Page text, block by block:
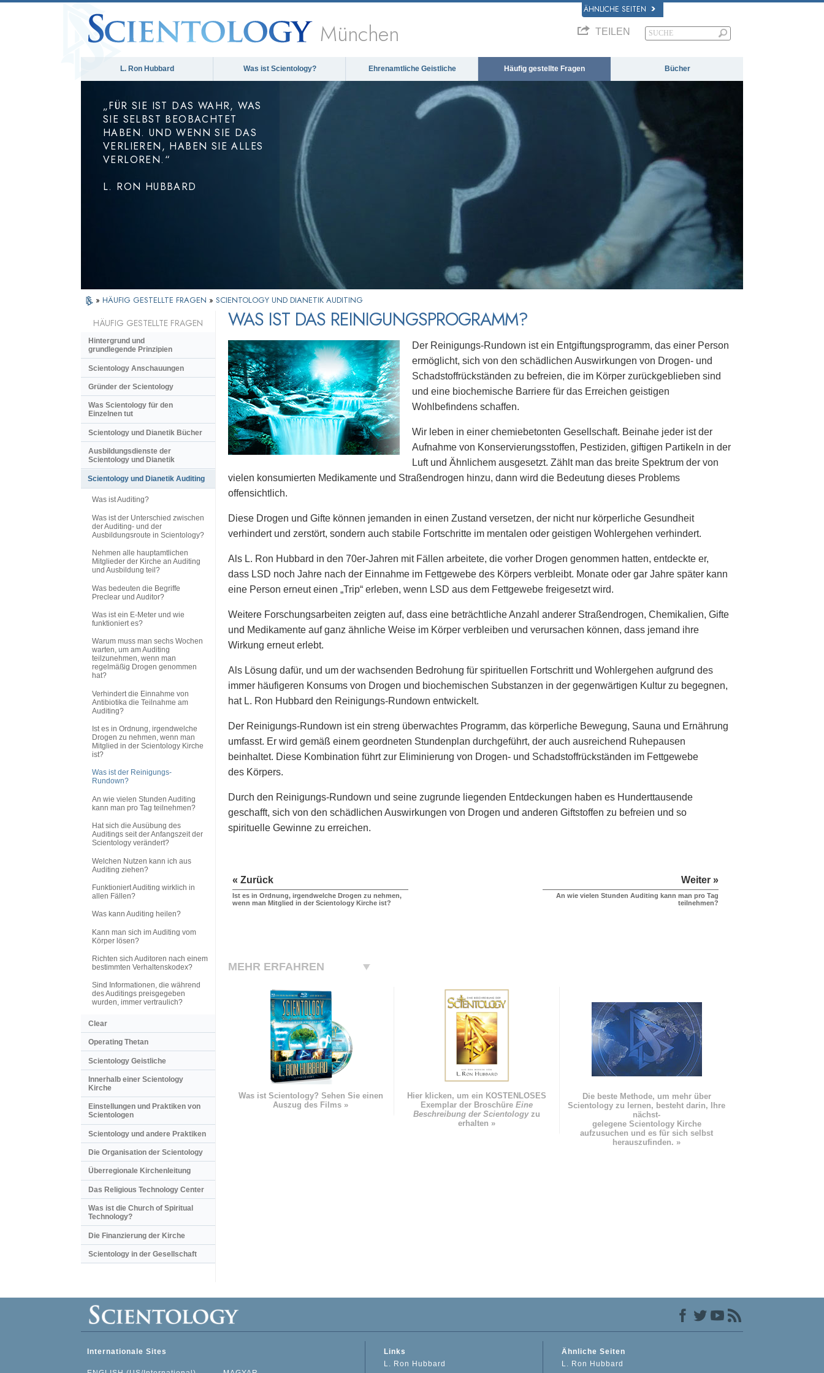
ÄHNLICHE SEITEN
München TEILEN
L. Ron Hubbard Was ist Scientology? Ehrenamtliche Geistliche Häufig gestellte Fragen Bücher
„FÜR SIE IST DAS WAHR, WAS
SIE SELBST BEOBACHTET
HABEN. UND WENN SIE DAS
VERLIEREN, HABEN SIE ALLES
VERLOREN.“
L. RON HUBBARD
» HÄUFIG GESTELLTE FRAGEN » SCIENTOLOGY UND DIANETIK AUDITING
WAS IST DAS REINIGUNGSPROGRAMM?
Der Reinigungs-Rundown ist ein Entgiftungsprogramm, das einer Person
ermöglicht, sich von den schädlichen Auswirkungen von Drogen- und
Schadstoffrückständen zu befreien, die im Körper zurückgeblieben sind
und eine biochemische Barriere für das Erreichen geistigen
Wohlbefindens schaffen.
Wir leben in einer chemiebetonten Gesellschaft. Beinahe jeder ist der
Aufnahme von Konservierungsstoffen, Pestiziden, giftigen Partikeln in der
Luft und Ähnlichem ausgesetzt. Zählt man das breite Spektrum der von
vielen konsumierten Medikamente und Straßendrogen hinzu, dann wird die Bedeutung dieses Problems
offensichtlich.
Diese Drogen und Gifte können jemanden in einen Zustand versetzen, der nicht nur körperliche Gesundheit
verhindert und zerstört, sondern auch stabile Fortschritte im mentalen oder geistigen Wohlergehen verhindert.
Als L. Ron Hubbard in den 70er-Jahren mit Fällen arbeitete, die vorher Drogen genommen hatten, entdeckte er,
dass LSD noch Jahre nach der Einnahme im Fettgewebe des Körpers verbleibt. Monate oder gar Jahre später kann
eine Person erneut einen „Trip“ erleben, wenn LSD aus dem Fettgewebe freigesetzt wird.
Weitere Forschungsarbeiten zeigten auf, dass eine beträchtliche Anzahl anderer Straßendrogen, Chemikalien, Gifte
und Medikamente auf ganz ähnliche Weise im Körper verbleiben und verursachen können, dass jemand ihre
Wirkung erneut erlebt.
Als Lösung dafür, und um der wachsenden Bedrohung für spirituellen Fortschritt und Wohlergehen aufgrund des
immer häufigeren Konsums von Drogen und biochemischen Substanzen in der gegenwärtigen Kultur zu begegnen,
hat L. Ron Hubbard den Reinigungs-Rundown entwickelt.
Der Reinigungs-Rundown ist ein streng überwachtes Programm, das körperliche Bewegung, Sauna und Ernährung
umfasst. Er wird gemäß einem geordneten Stundenplan durchgeführt, der auch ausreichend Ruhepausen
beinhaltet. Diese Kombination führt zur Eliminierung von Drogen- und Schadstoffrückständen im Fettgewebe
des Körpers.
Durch den Reinigungs-Rundown und seine zugrunde liegenden Entdeckungen haben es Hunderttausende
geschafft, sich von den schädlichen Auswirkungen von Drogen und anderen Giftstoffen zu befreien und so
spirituelle Gewinne zu erreichen.
« Zurück
Ist es in Ordnung, irgendwelche Drogen zu nehmen,
wenn man Mitglied in der Scientology Kirche ist?
Weiter »
An wie vielen Stunden Auditing kann man pro Tag
teilnehmen?
MEHR ERFAHREN
Was ist Scientology? Sehen Sie einen
Auszug des Films »
Hier klicken, um ein KOSTENLOSES
Exemplar der Broschüre Eine
Beschreibung der Scientologyzu
erhalten »
Die beste Methode, um mehr über
Scientology zu lernen, besteht darin, Ihre
nächst-
gelegene Scientology Kirche
aufzusuchen und es für sich selbst
herauszufinden. »
HÄUFIG GESTELLTE FRAGEN
Hintergrund und
grundlegende Prinzipien
Scientology Anschauungen
Gründer der Scientology
Was Scientology für den
Einzelnen tut
Scientology und Dianetik Bücher
Ausbildungsdienste der
Scientology und Dianetik
Scientology und Dianetik Auditing
Was ist Auditing?
Was ist der Unterschied zwischen
der Auditing- und der
Ausbildungsroute in Scientology?
Nehmen alle hauptamtlichen
Mitglieder der Kirche an Auditing
und Ausbildung teil?
Was bedeuten die Begriffe
Preclear und Auditor?
Was ist ein E-Meter und wie
funktioniert es?
Warum muss man sechs Wochen
warten, um am Auditing
teilzunehmen, wenn man
regelmäßig Drogen genommen
hat?
Verhindert die Einnahme von
Antibiotika die Teilnahme am
Auditing?
Ist es in Ordnung, irgendwelche
Drogen zu nehmen, wenn man
Mitglied in der Scientology Kirche
ist?
Was ist der Reinigungs-
Rundown?
An wie vielen Stunden Auditing
kann man pro Tag teilnehmen?
Hat sich die Ausübung des
Auditings seit der Anfangszeit der
Scientology verändert?
Welchen Nutzen kann ich aus
Auditing ziehen?
Funktioniert Auditing wirklich in
allen Fällen?
Was kann Auditing heilen?
Kann man sich im Auditing vom
Körper lösen?
Richten sich Auditoren nach einem
bestimmten Verhaltenskodex?
Sind Informationen, die während
des Auditings preisgegeben
wurden, immer vertraulich?
Clear
Operating Thetan
Scientology Geistliche
Innerhalb einer Scientology
Kirche
Einstellungen und Praktiken von
Scientologen
Scientology und andere Praktiken
Die Organisation der Scientology
Überregionale Kirchenleitung
Das Religious Technology Center
Was ist die Church of Spiritual
Technology?
Die Finanzierung der Kirche
Scientology in der Gesellschaft
Internationale Sites
Links
L. Ron Hubbard
Ähnliche Seiten
L. Ron Hubbard